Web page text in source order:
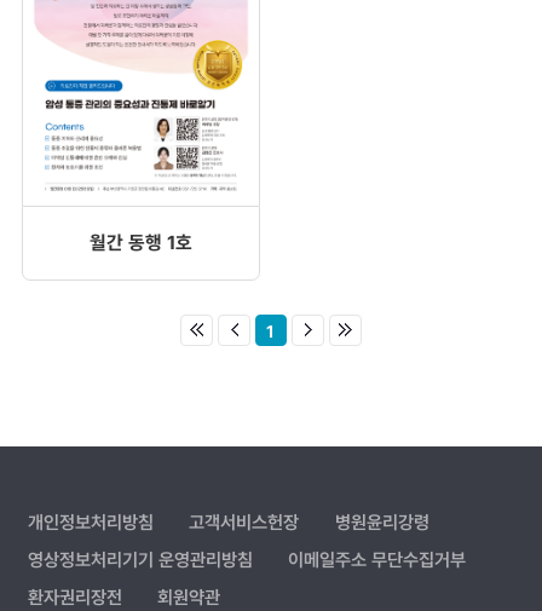
월간 동행 1호
1
개인정보처리방침 고객서비스헌장
병원윤리강령
영상정보처리기기 운영관리방침
이메일주소 무단수집거부
환자권리장전
회원약관